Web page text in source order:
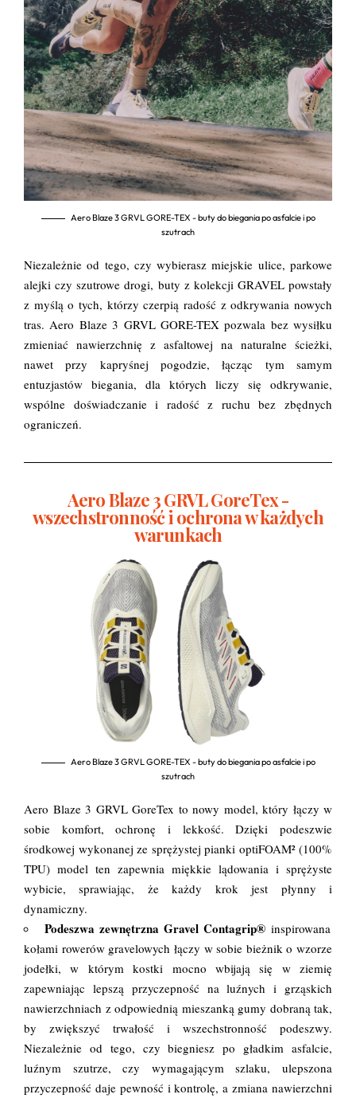
Aero Blaze 3 GRVL GORE-TEX - buty do biegania po asfalcie i po
szutrach
Niezależnie od tego, czy wybierasz miejskie ulice, parkowe
alejki czy szutrowe drogi, buty z kolekcji GRAVEL powstały
z myślą o tych, którzy czerpią radość z odkrywania nowych
tras. Aero Blaze 3 GRVL GORE-TEX pozwala bez wysiłku
zmieniać nawierzchnię z asfaltowej na naturalne ścieżki,
nawet przy kapryśnej pogodzie, łącząc tym samym
entuzjastów biegania, dla których liczy się odkrywanie,
wspólne doświadczanie i radość z ruchu bez zbędnych
ograniczeń.
Aero Blaze 3 GRVL GoreTex -
wszechstronność i ochrona w każdych
warunkach
Aero Blaze 3 GRVL GORE-TEX - buty do biegania po asfalcie i po
szutrach
Aero Blaze 3 GRVL GoreTex to nowy model, który łączy w
sobie komfort, ochronę i lekkość. Dzięki podeszwie
środkowej wykonanej ze sprężystej pianki optiFOAM² (100%
TPU) model ten zapewnia miękkie lądowania i sprężyste
wybicie, sprawiając, że każdy krok jest płynny i
dynamiczny.
Podeszwa zewnętrzna Gravel Contagrip® inspirowana
kołami rowerów gravelowych łączy w sobie bieżnik o wzorze
jodełki, w którym kostki mocno wbijają się w ziemię
zapewniając lepszą przyczepność na luźnych i grząskich
nawierzchniach z odpowiednią mieszanką gumy dobraną tak,
by zwiększyć trwałość i wszechstronność podeszwy.
Niezależnie od tego, czy biegniesz po gładkim asfalcie,
luźnym szutrze, czy wymagającym szlaku, ulepszona
przyczepność daje pewność i kontrolę, a zmiana nawierzchni